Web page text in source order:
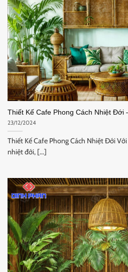
Thiết Kế Cafe Phong Cách Nhiệt Đới
23/12/2024
Thiết Kế Cafe Phong Cách Nhiệt Đới
nhiệt đới, [...]